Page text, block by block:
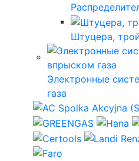
Штуцера,
Электронные
газа